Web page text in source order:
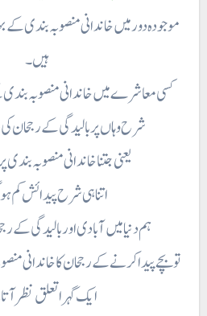
موجودہ دور میں خاندانی منصوبہ
ہیں ۔
کسی معاشرے میں خاندانی منصوبہ
شرح وہاں پر بالیدگی کے رجحان
یعنی جتنا خاندانی منصوبہ بندی
اتناہی شرح پیدائش کم
ہم دنیا میں آبادی اور بالیدگی کے
تو بچے پیدا کرنے کے رجحان کا خاندانی
ایک گہرا تعلق نظر